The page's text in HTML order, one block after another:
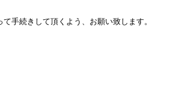
手続きして頂くよう、お願い致します。